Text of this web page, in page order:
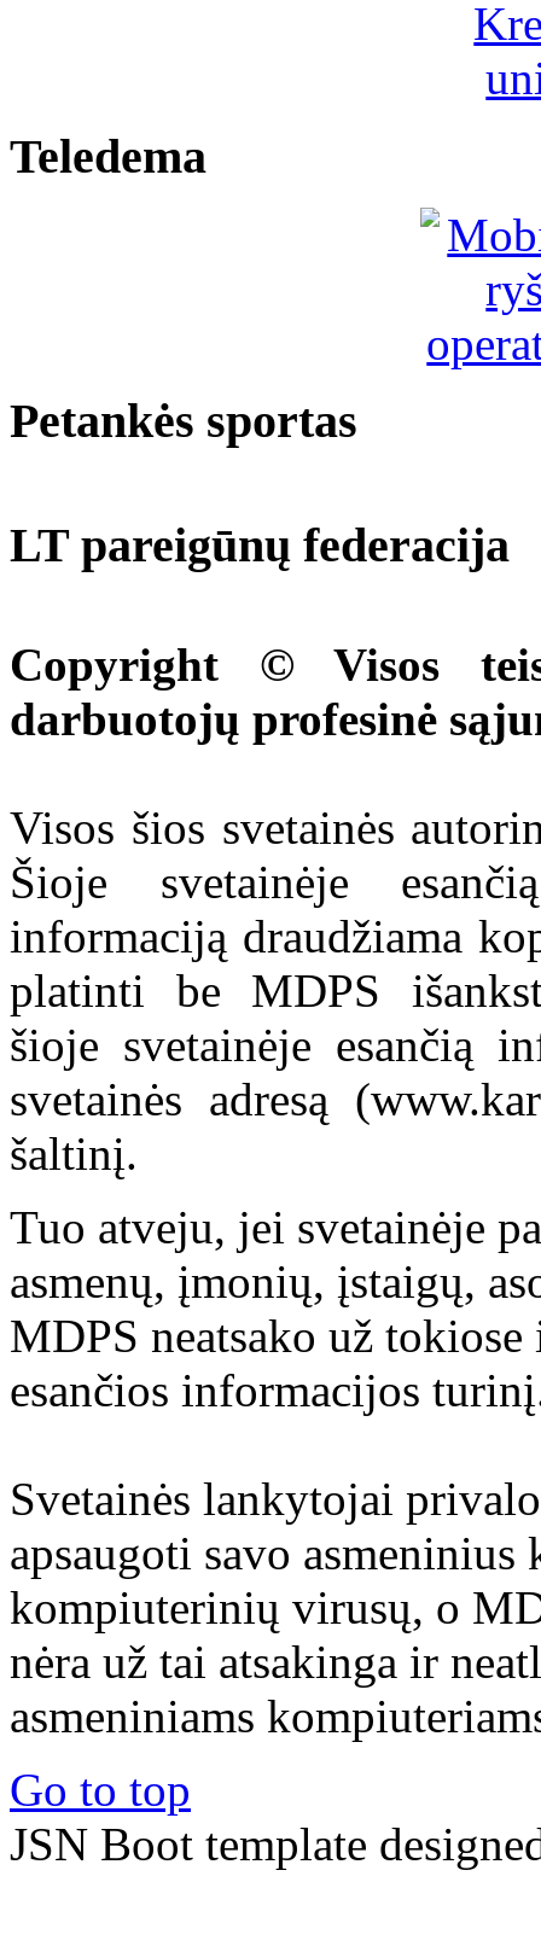
Teledema
Petankės sportas
LT pareigūnų federacija
Copyright © Visos
darbuotojų profesinė
Visos šios svetainės
Šioje svetainėje
informaciją draudžiama
platinti be MDPS
šioje svetainėje esančią
svetainės adresą
šaltinį.
Tuo atveju, jei svetainėje
asmenų, įmonių, įstaigų,
MDPS neatsako už tokiose
esančios informacijos
Svetainės lankytojai
apsaugoti savo
kompiuterinių virusų, o
nėra už tai atsakinga ir
asmeniniams
Go to top
JSN Boot template